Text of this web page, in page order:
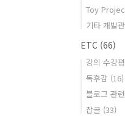
Toy
기타 개발
ETC (66)
강의 수강평
독후감 (16)
블로그 관련
잡글 (33)